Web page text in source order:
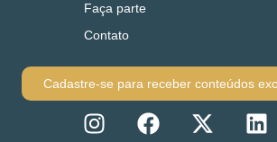
Faça parte
Contato
Cadastre-se para receber conteúdos